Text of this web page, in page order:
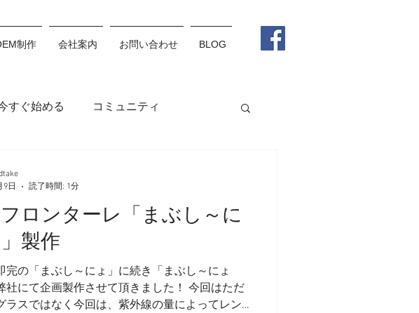
制作 会社案内 お問い合わせ BLOG
すぐ始める コミュニティ
利希 原田來愛 松野杏莉
ロンターレ「まぶし～に
製作
完の「まぶし～にょ」に続き「まぶし～にょ
社にて企画製作させて頂きました！ 今回はただ
ラスではなく今回は、紫外線の量によってレン
9日
読了時間: 1分